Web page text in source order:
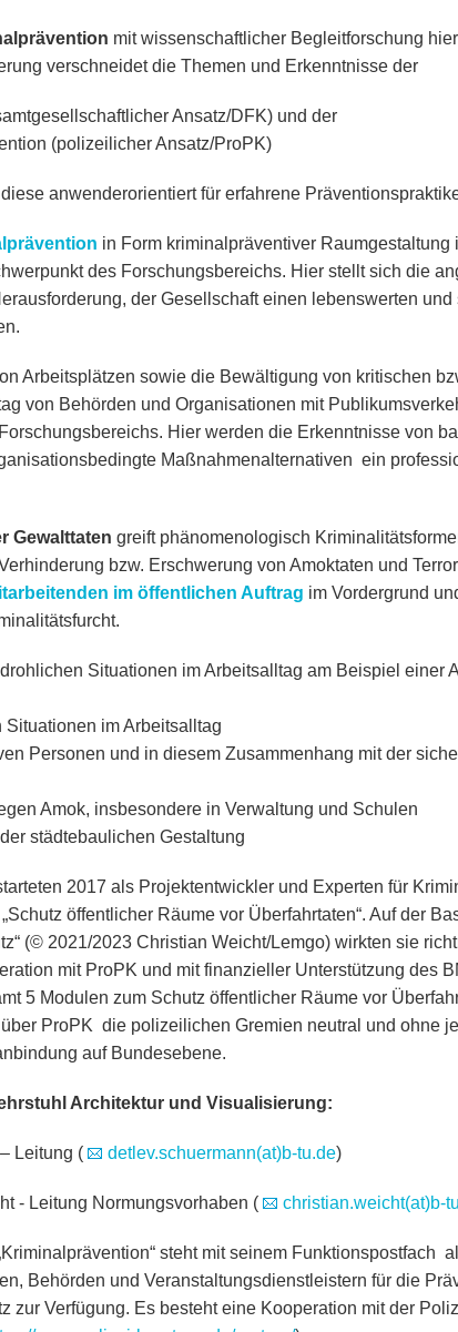
mit wissenschaftlicher Begleitforschung
verschneidet die Themen und Erkenntnisse der
Ansatz/DFK) und der
(polizeilicher Ansatz/ProPK)
anwenderorientiert für erfahrene
in Form kriminalpräventiver Raumgestaltung
des Forschungsbereichs. Hier stellt sich die
der Gesellschaft einen lebenswerten und
Arbeitsplätzen sowie die Bewältigung von kritischen
von Behörden und Organisationen mit
Hier werden die Erkenntnisse von
Maßnahmenalternativen ein
Gewalttaten greift phänomenologisch
bzw. Erschwerung von Amoktaten und
im öffentlichen Auftrag im Vordergrund
Situationen im Arbeitsalltag am Beispiel einer
im Arbeitsalltag
Personen und in diesem Zusammenhang mit der
Amok, insbesondere in Verwaltung und Schulen
städtebaulichen Gestaltung
2017 als Projektentwickler und Experten für
öffentlicher Räume vor Überfahrtaten“. Auf der
(© 2021/2023 Christian Weicht/Lemgo) wirkten sie
mit ProPK und mit finanzieller Unterstützung des
5 Modulen zum Schutz öffentlicher Räume vor
ProPK die polizeilichen Gremien neutral und ohne
auf Bundesebene.
Architektur und Visualisierung:
Leitung ( detlev.schuermann(at)b-tu.de)
- Leitung Normungsvorhaben ( christian.weicht(at)b-
steht mit seinem Funktionspostfach
Behörden und Veranstaltungsdienstleistern für die
zur Verfügung. Es besteht eine Kooperation mit der